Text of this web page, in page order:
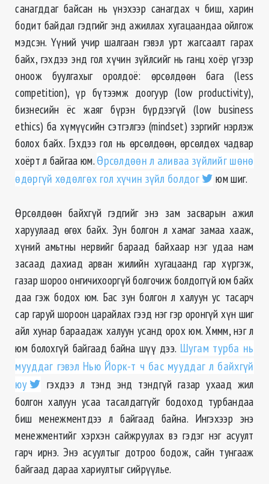
санагддаг байсан нь үнэхээр санагдах ч биш, харин
бодит байдал гэдгийг энд ажиллах хугацаандаа ойлгож
мэдсэн. Үүний учир шалгаан гэвэл урт жагсаалт гарах
байх, гэхдээ энд гол хүчин зүйлсийг нь ганц хоёр үгээр
оноож буулгахыг оролдоё: өрсөлдөөн бага (less
competition), үр бүтээмж доогуур (low productivity),
бизнесийн ёс жаяг бүрэн бүрдээгүй (low business
ethics) ба хүмүүсийн сэтгэлгээ (mindset) зэргийг нэрлэж
болох байх. Гэхдээ гол нь өрсөлдөөн, өрсөлдөх чадвар
хоёрт л байгаа юм. Өрсөлдөөн л аливаа зүйлийг шөнө
өдөргүй хөдөлгөх гол хүчин зүйл болдог
юм шиг.
Өрсөлдөөн байхгүй гэдгийг энэ зам засварын ажил
харуулаад өгөх байх. Зун болгон л хамаг замаа хааж,
хүний амьтны нервийг бараад байхаар нэг удаа нам
засаад дахиад арван жилийн хугацаанд гар хүргэж,
газар шороо онгичихооргүй болгочиж болдоггүй юм байх
даа гэж бодох юм. Бас зун болгон л халуун ус тасарч
сар гаруй шороон царайлах гээд нэг гэр оронгүй хүн шиг
айл хунар бараадаж халуун усанд орох юм. Хммм, нэг л
юм болохгүй байгаад байна шүү дээ. Шугам турба нь
мууддаг гэвэл Нью Йорк-т ч бас мууддаг л байхгүй
юу
гэхдээ л тэнд энд тэндгүй газар ухаад жил
болгон халуун усаа тасалдаггүйг бодоход турбандаа
биш менежментдээ л байгаад байна. Ингэхээр энэ
менежментийг хэрхэн сайжруулах вэ гэдэг нэг асуулт
гарч ирнэ. Энэ асуултыг дотроо бодож, сайн тунгааж
байгаад дараа хариултыг сийрүүлье.